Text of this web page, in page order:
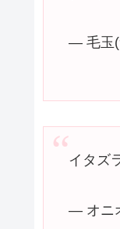
— 毛玉(
イタズ
— オニ